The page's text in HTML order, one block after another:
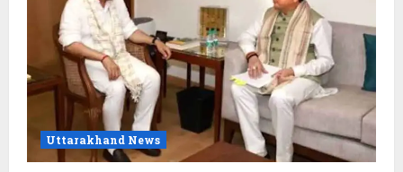
Uttarakhand News